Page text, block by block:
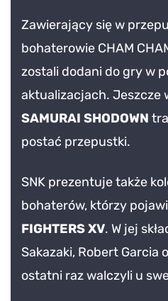
Zawierający się w
bohaterowie CHAM
zostali dodani do gry w
aktualizacjach. Jeszcze
SAMURAI SHODOWN
postać przepustki.
SNK prezentuje także
bohaterów, którzy
FIGHTERS XV. W jej
Sakazaki, Robert Garcia
ostatni raz walczyli u